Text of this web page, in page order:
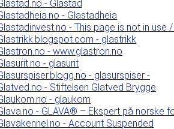
- Glastad
- Glastadheia
- This page is not in use
- glastrikk
- www.glastron.no
- glasurit
- glasurspiser -
- Stiftelsen Glatved Brygge
- glaukom
- GLAVA® – Ekspert på norske
- Account Suspended